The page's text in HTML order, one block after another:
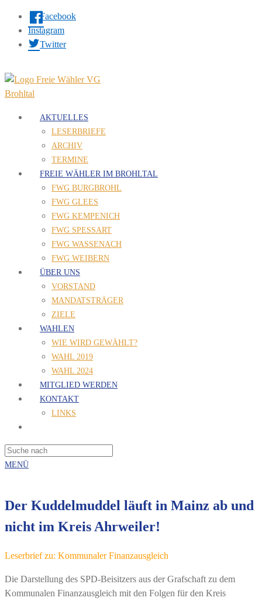
Facebook
Instagram
Twitter
AKTUELLES
LESERBRIEFE
ARCHIV
TERMINE
FREIE WÄHLER IM BROHLTAL
FWG BURGBROHL
FWG GLEES
FWG KEMPENICH
FWG SPESSART
FWG WASSENACH
FWG WEIBERN
ÜBER UNS
VORSTAND
MANDATSTRÄGER
ZIELE
WAHLEN
WIE WIRD GEWÄHLT?
WAHL 2019
WAHL 2024
MITGLIED WERDEN
KONTAKT
LINKS
MENÜ
Der Kuddelmuddel läuft in Mainz ab und
nicht im Kreis Ahrweiler!
Leserbrief zu: Kommunaler Finanzausgleich
Die Darstellung des SPD-Beisitzers aus der Grafschaft zu dem
Kommunalen Finanzausgleich mit den Folgen für den Kreis